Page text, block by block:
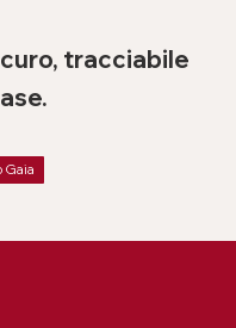
tracciabile
Gaia